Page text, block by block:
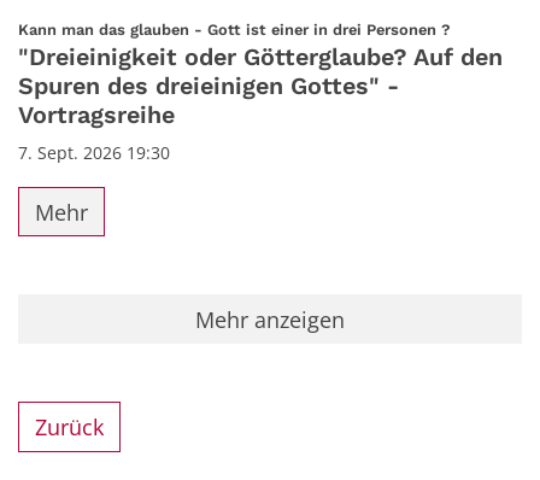
Datum: 7. September 2026
Kann man das glauben - Gott ist einer in drei Personen ?
"Dreieinigkeit oder Götterglaube? Auf den
Spuren des dreieinigen Gottes" -
Vortragsreihe
7. Sept. 2026 19:30
Mehr
Mehr anzeigen
Zurück